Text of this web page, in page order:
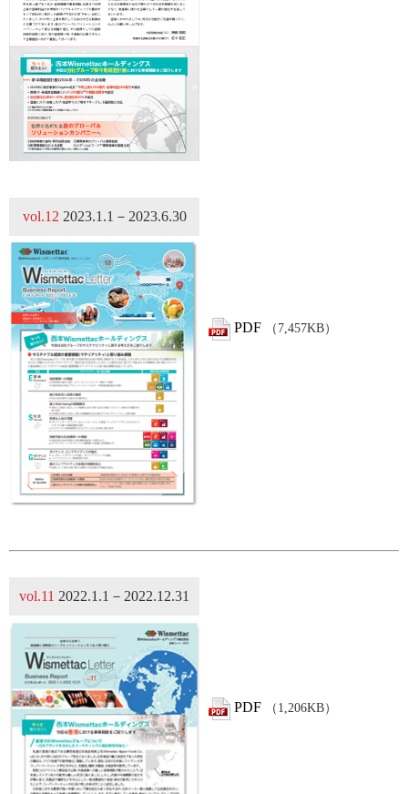
vol.12 2023.1.1－2023.6.30
PDF （7,457KB）
vol.11 2022.1.1－2022.12.31
PDF （1,206KB）